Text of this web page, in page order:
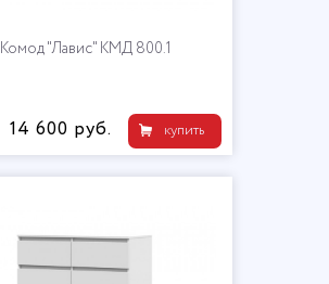
Комод "Лавис" КМД 800.1
купить
14 600 руб.